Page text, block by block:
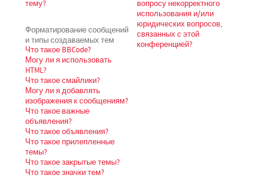
тему?
Форматирование сообщений
и типы создаваемых тем
Что такое BBCode?
Могу ли я использовать
HTML?
Что такое смайлики?
Могу ли я добавлять
изображения к сообщениям?
Что такое важные
объявления?
Что такое объявления?
Что такое прилепленные
темы?
Что такое закрытые темы?
Что такое значки тем?
вопросу некорректного
использования и/или
юридических вопросов,
связанных с этой
конференцией?